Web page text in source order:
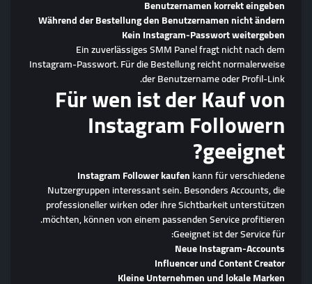
Benutzernamen korrekt eingeben
Während der Bestellung den Benutzernamen nicht ändern
Kein Instagram-Passwort weitergeben
Ein zuverlässiges SMM Panel fragt nicht nach dem
Instagram-Passwort. Für die Bestellung reicht normalerweise
der Benutzername oder Profil-Link.
Für wen ist der Kauf von
Instagram Followern
geeignet?
Instagram Follower kaufenkann für verschiedene
Nutzergruppen interessant sein. Besonders Accounts, die
professioneller wirken oder ihre Sichtbarkeit unterstützen
möchten, können von einem passenden Service profitieren.
Geeignet ist der Service für:
Neue Instagram-Accounts
Influencer und Content Creator
Kleine Unternehmen und lokale Marken